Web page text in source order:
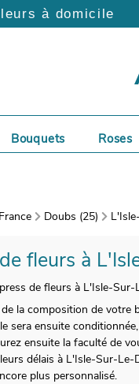
à domicile
Bouquets Roses
France Doubs (25)
fleurs à
de fleurs à L'Isle-
la composition de
sera ensuite
ensuite la faculté de
délais à L'Isle-Sur-
plus personnalisé.